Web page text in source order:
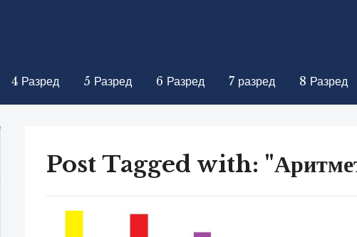
4 Разред 5 Разред 6 Разред 7 разред 8 Разред
Post Tagged with: